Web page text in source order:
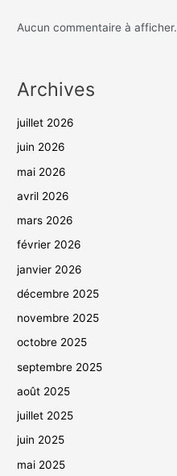
Aucun commentaire à afficher.
Archives
juillet 2026
juin 2026
mai 2026
avril 2026
mars 2026
février 2026
janvier 2026
décembre 2025
novembre 2025
octobre 2025
septembre 2025
août 2025
juillet 2025
juin 2025
mai 2025